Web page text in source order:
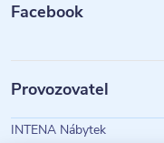
Facebook
Provozovatel
INTENA Nábytek